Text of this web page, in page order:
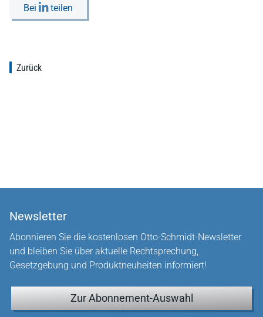
Bei teilen
Zurück
Newsletter
Abonnieren Sie die kostenlosen Otto-Schmidt-Newsletter
und bleiben Sie über aktuelle Rechtsprechung,
Gesetzgebung und Produktneuheiten informiert!
Zur Abonnement-Auswahl